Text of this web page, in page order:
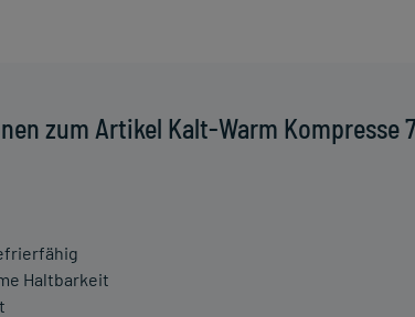
zum Artikel Kalt-Warm Kompresse
Haltbarkeit